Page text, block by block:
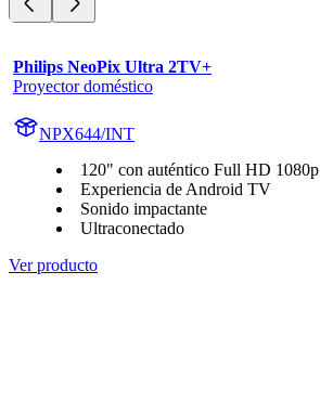
Philips NeoPix Ultra 2TV+
Proyector doméstico
NPX644/INT
120" con auténtico Full HD 1080p
Experiencia de Android TV
Sonido impactante
Ultraconectado
Ver producto